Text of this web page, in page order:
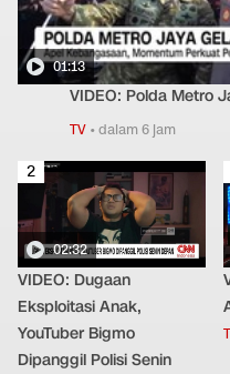
01:13
VIDEO: Polda Metro
TV•dalam 6 jam
2
02:32
VIDEO: Dugaan
Eksploitasi Anak,
YouTuber Bigmo
Dipanggil Polisi Senin